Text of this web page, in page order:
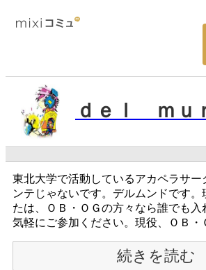
ｄｅｌ ｍｕ
東北大学で活動しているアカペラサー
ンテじゃないです。デルムンドです。
たは、ＯＢ・ＯＧの方々なら誰でも入
気軽にご参加ください。現役、ＯＢ・
続きを読む